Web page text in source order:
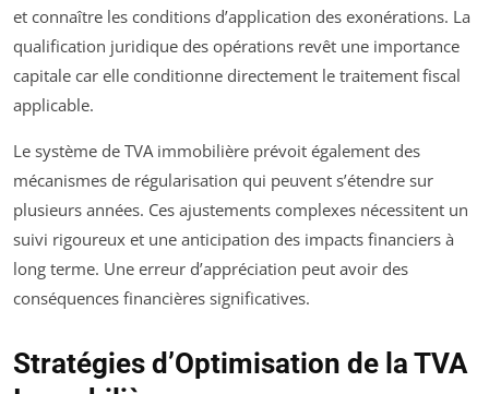
et connaître les conditions d’application des exonérations. La
qualification juridique des opérations revêt une importance
capitale car elle conditionne directement le traitement fiscal
applicable.
Le système de TVA immobilière prévoit également des
mécanismes de régularisation qui peuvent s’étendre sur
plusieurs années. Ces ajustements complexes nécessitent un
suivi rigoureux et une anticipation des impacts financiers à
long terme. Une erreur d’appréciation peut avoir des
conséquences financières significatives.
Stratégies d’Optimisation de la TVA